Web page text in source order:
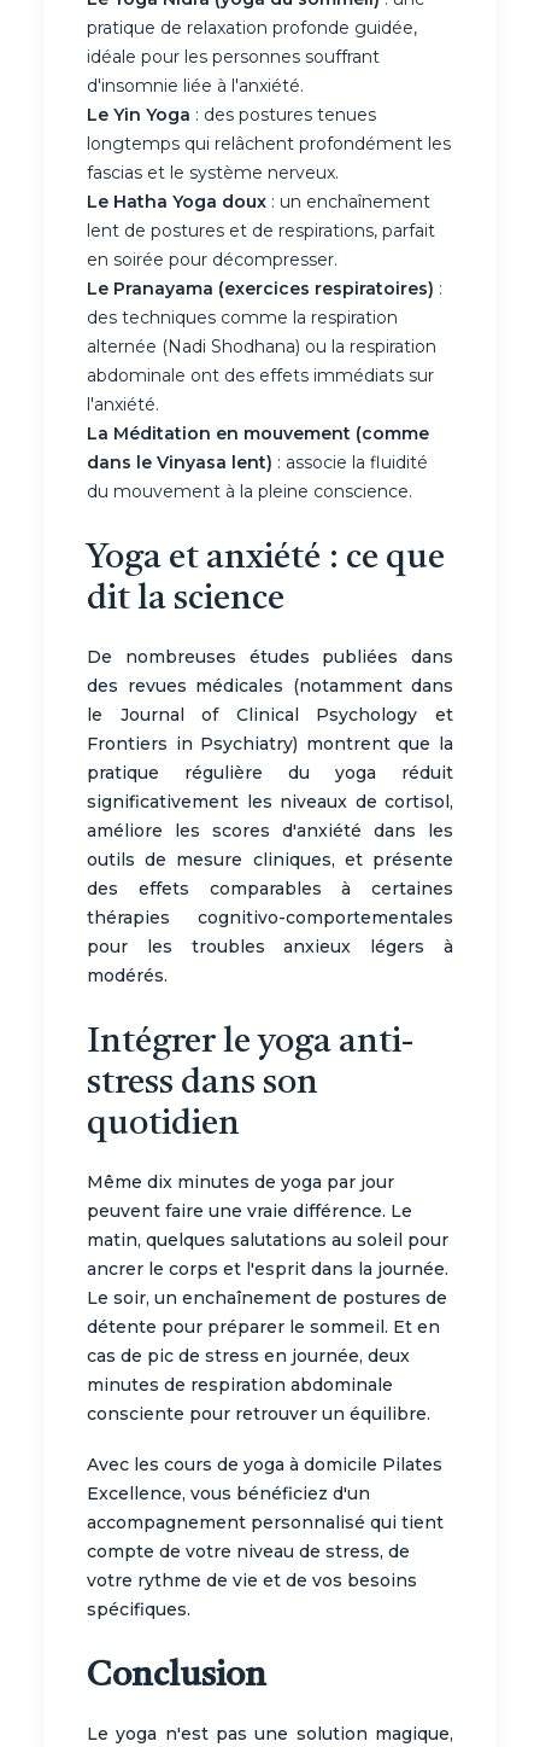
pratique de relaxation profonde guidée,
idéale pour les personnes souffrant
d'insomnie liée à l'anxiété.
Le Yin Yoga : des postures tenues
longtemps qui relâchent profondément les
fascias et le système nerveux.
Le Hatha Yoga doux : un enchaînement
lent de postures et de respirations, parfait
en soirée pour décompresser.
Le Pranayama (exercices respiratoires) :
des techniques comme la respiration
alternée (Nadi Shodhana) ou la respiration
abdominale ont des effets immédiats sur
l'anxiété.
La Méditation en mouvement (comme
dans le Vinyasa lent) : associe la fluidité
du mouvement à la pleine conscience.
Yoga et anxiété : ce que
dit la science
De nombreuses études publiées dans
des revues médicales (notamment dans
le Journal of Clinical Psychology et
Frontiers in Psychiatry) montrent que la
pratique régulière du yoga réduit
significativement les niveaux de cortisol,
améliore les scores d'anxiété dans les
outils de mesure cliniques, et présente
des effets comparables à certaines
thérapies cognitivo-comportementales
pour les troubles anxieux légers à
modérés.
Intégrer le yoga anti-
stress dans son
quotidien
Même dix minutes de yoga par jour
peuvent faire une vraie différence. Le
matin, quelques salutations au soleil pour
ancrer le corps et l'esprit dans la journée.
Le soir, un enchaînement de postures de
détente pour préparer le sommeil. Et en
cas de pic de stress en journée, deux
minutes de respiration abdominale
consciente pour retrouver un équilibre.
Avec les cours de yoga à domicile Pilates
Excellence, vous bénéficiez d'un
accompagnement personnalisé qui tient
compte de votre niveau de stress, de
votre rythme de vie et de vos besoins
spécifiques.
Conclusion
Le yoga n'est pas une solution magique,